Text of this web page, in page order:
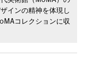
インの精神を体現し
コレクションに収